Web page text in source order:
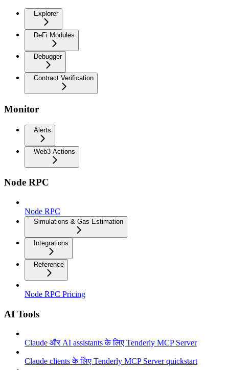
Explorer
DeFi Modules
Debugger
Contract Verification
Monitor
Alerts
Web3 Actions
Node RPC
Node RPC
Simulations & Gas Estimation
Integrations
Reference
Node RPC Pricing
AI Tools
Claude और AI assistants के लिए Tenderly MCP Server
Claude clients के लिए Tenderly MCP Server quickstart